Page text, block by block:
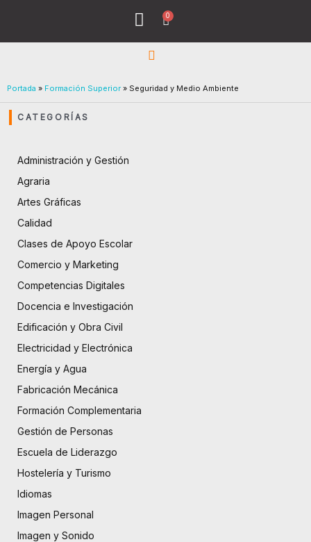
contenido
Menu
0
Cart
Portada » Formación Superior » Seguridad y Medio Ambiente
CATEGORÍAS
Administración y Gestión
Agraria
Artes Gráficas
Calidad
Clases de Apoyo Escolar
Comercio y Marketing
Competencias Digitales
Docencia e Investigación
Edificación y Obra Civil
Electricidad y Electrónica
Energía y Agua
Fabricación Mecánica
Formación Complementaria
Gestión de Personas
Escuela de Liderazgo
Hostelería y Turismo
Idiomas
Imagen Personal
Imagen y Sonido